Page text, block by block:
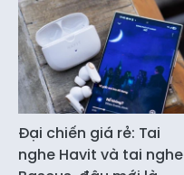
Đại chiến giá rẻ: Tai
nghe Havit và tai nghe